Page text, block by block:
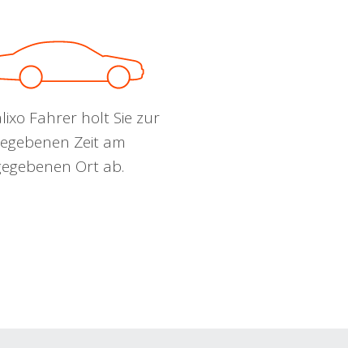
Fahrer holt Sie zur
Zeit am
Ort ab.